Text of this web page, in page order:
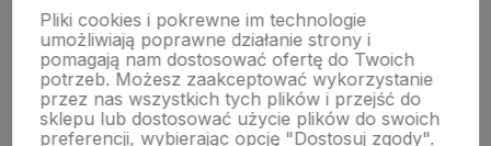
Moje konto
Płatności i dostawa
Pliki cookies i pokrewne im technologie
umożliwiają poprawne działanie strony i
pomagają nam dostosować ofertę do Twoich
potrzeb. Możesz zaakceptować wykorzystanie
przez nas wszystkich tych plików i przejść do
sklepu lub dostosować użycie plików do swoich
preferencji, wybierając opcję "Dostosuj zgody".